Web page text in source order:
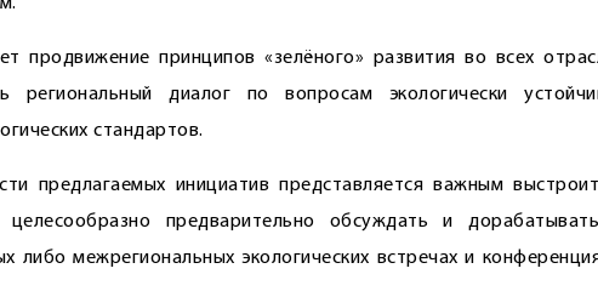
продвижение принципов «зелёного» развития во всех
региональный диалог по вопросам экологически
стандартов.
предлагаемых инициатив представляется важным
предварительно обсуждать и
либо межрегиональных экологических встречах и